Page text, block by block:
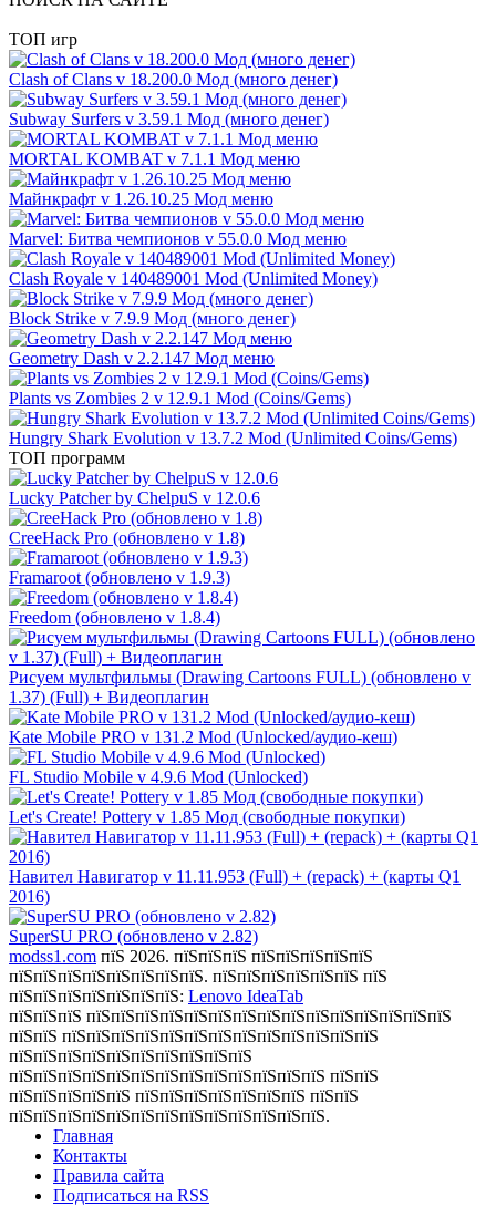
ТОП игр
Clash of Clans v 18.200.0 Мод (много денег)
Subway Surfers v 3.59.1 Мод (много денег)
MORTAL KOMBAT v 7.1.1 Мод меню
Майнкрафт v 1.26.10.25 Мод меню
Marvel: Битва чемпионов v 55.0.0 Мод меню
Clash Royale v 140489001 Mod (Unlimited Money)
Block Strike v 7.9.9 Мод (много денег)
Geometry Dash v 2.2.147 Мод меню
Plants vs Zombies 2 v 12.9.1 Mod (Coins/Gems)
Hungry Shark Evolution v 13.7.2 Mod (Unlimited Coins/Gems)
ТОП программ
Lucky Patcher by ChelpuS v 12.0.6
CreeHack Pro (обновлено v 1.8)
Framaroot (обновлено v 1.9.3)
Freedom (обновлено v 1.8.4)
Рисуем мультфильмы (Drawing Cartoons FULL) (обновлено v
1.37) (Full) + Видеоплагин
Kate Mobile PRO v 131.2 Mod (Unlocked/аудио-кеш)
FL Studio Mobile v 4.9.6 Mod (Unlocked)
Let's Create! Pottery v 1.85 Мод (свободные покупки)
Навител Навигатор v 11.11.953 (Full) + (repack) + (карты Q1
2016)
SuperSU PRO (обновлено v 2.82)
modss1.com пїЅ 2026. пїЅпїЅпїЅ пїЅпїЅпїЅпїЅпїЅ
пїЅпїЅпїЅпїЅпїЅпїЅпїЅпїЅ. пїЅпїЅпїЅпїЅпїЅпїЅ пїЅ
пїЅпїЅпїЅпїЅпїЅпїЅпїЅ: Lenovo IdeaTab
пїЅпїЅпїЅ пїЅпїЅпїЅпїЅпїЅпїЅпїЅпїЅпїЅпїЅпїЅпїЅпїЅпїЅпїЅ
пїЅпїЅ пїЅпїЅпїЅпїЅпїЅпїЅпїЅпїЅпїЅпїЅпїЅпїЅпїЅ
пїЅпїЅпїЅпїЅпїЅпїЅпїЅпїЅпїЅпїЅ
пїЅпїЅпїЅпїЅпїЅпїЅпїЅпїЅпїЅпїЅпїЅпїЅпїЅ пїЅпїЅ
пїЅпїЅпїЅпїЅпїЅ пїЅпїЅпїЅпїЅпїЅпїЅпїЅ пїЅпїЅ
пїЅпїЅпїЅпїЅпїЅпїЅпїЅпїЅпїЅпїЅпїЅпїЅпїЅ.
Главная
Контакты
Правила сайта
Подписаться на RSS